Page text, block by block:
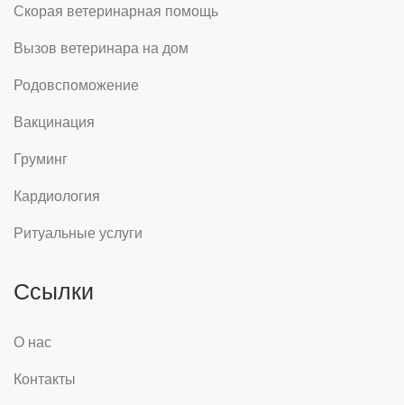
Скорая ветеринарная помощь
Вызов ветеринара на дом
Родовспоможение
Вакцинация
Груминг
Кардиология
Ритуальные услуги
Ссылки
О нас
Контакты